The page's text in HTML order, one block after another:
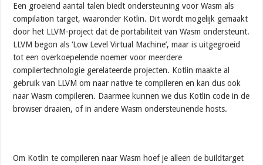
Een groeiend aantal talen biedt ondersteuning voor Wasm als
compilation target, waaronder Kotlin. Dit wordt mogelijk gemaakt
door het LLVM-project dat de portabiliteit van Wasm ondersteunt.
LLVM begon als ‘Low Level Virtual Machine’, maar is uitgegroeid
tot een overkoepelende noemer voor meerdere
compilertechnologie gerelateerde projecten. Kotlin maakte al
gebruik van LLVM om naar native te compileren en kan dus ook
naar Wasm compileren. Daarmee kunnen we dus Kotlin code in de
browser draaien, of in andere Wasm ondersteunende hosts.
Om Kotlin te compileren naar Wasm hoef je alleen de buildtarget